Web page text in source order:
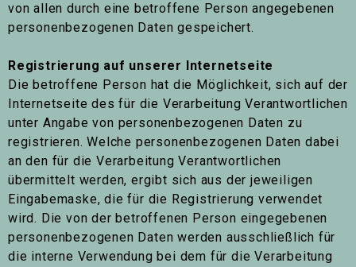
von allen durch eine betroffene Person angegebenen
personenbezogenen Daten gespeichert.
Registrierung auf unserer Internetseite
Die betroffene Person hat die Möglichkeit, sich auf der
Internetseite des für die Verarbeitung Verantwortlichen
unter Angabe von personenbezogenen Daten zu
registrieren. Welche personenbezogenen Daten dabei
an den für die Verarbeitung Verantwortlichen
übermittelt werden, ergibt sich aus der jeweiligen
Eingabemaske, die für die Registrierung verwendet
wird. Die von der betroffenen Person eingegebenen
personenbezogenen Daten werden ausschließlich für
die interne Verwendung bei dem für die Verarbeitung